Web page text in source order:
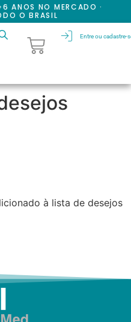
ANOS NO MERCADO ·
O BRASIL
Entre ou cadastre-
à lista de desejos